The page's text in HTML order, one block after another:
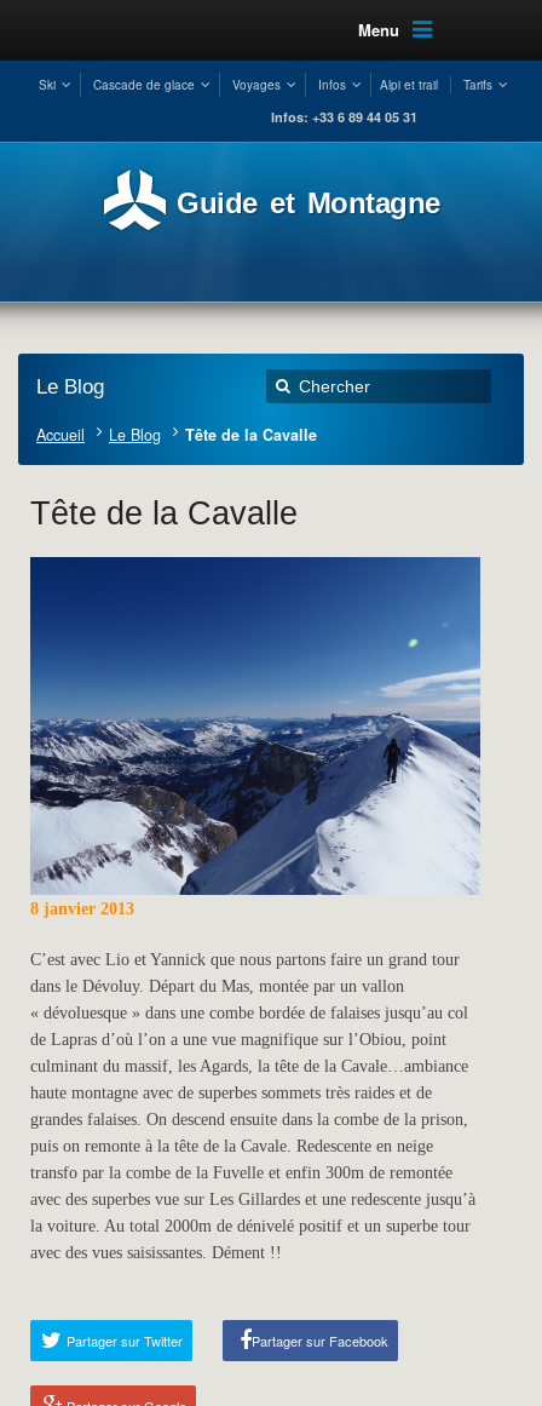
Menu
Ski Cascade de glace Voyages Infos Alpi et trail Tarifs
Infos: +33 6 89 44 05 31
Guide et Montagne
Le Blog
Accueil Le Blog Tête de la Cavalle
Tête de la Cavalle
8 janvier 2013
C’est avec Lio et Yannick que nous partons faire un grand tour
dans le Dévoluy. Départ du Mas, montée par un vallon
« dévoluesque » dans une combe bordée de falaises jusqu’au col
de Lapras d’où l’on a une vue magnifique sur l’Obiou, point
culminant du massif, les Agards, la tête de la Cavale…ambiance
haute montagne avec de superbes sommets très raides et de
grandes falaises. On descend ensuite dans la combe de la prison,
puis on remonte à la tête de la Cavale. Redescente en neige
transfo par la combe de la Fuvelle et enfin 300m de remontée
avec des superbes vue sur Les Gillardes et une redescente jusqu’à
la voiture. Au total 2000m de dénivelé positif et un superbe tour
avec des vues saisissantes. Dément !!
Partager sur Twitter Partager sur Facebook